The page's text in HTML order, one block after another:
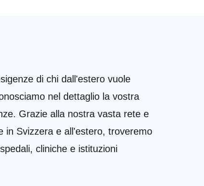
di chi dall'estero vuole
nel dettaglio la vostra
Grazie alla nostra vasta rete e
in Svizzera e all'estero, troveremo
cliniche e istituzioni